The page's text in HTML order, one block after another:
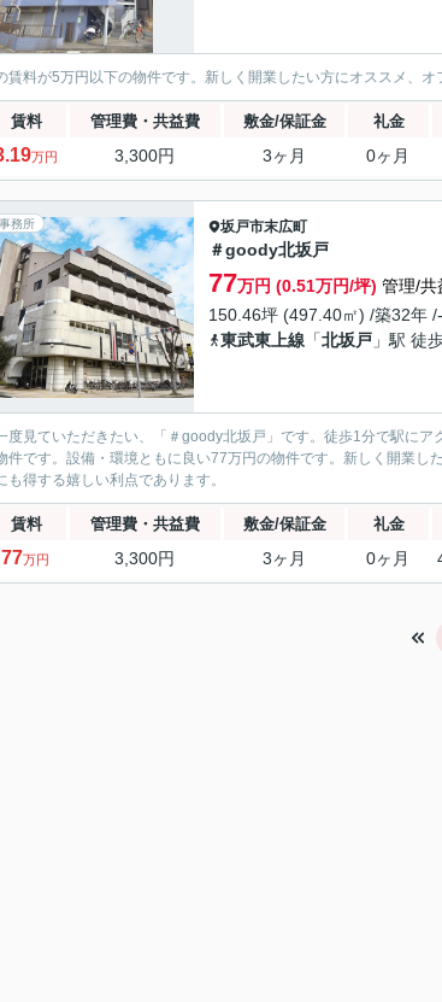
賃料が5万円以下の物件です。新しく開業したい方にオススメ、オ
賃料 管理費・共益費 敷金/保証金 礼金
万円 3,300円 3ヶ月 0ヶ月
務所 坂戸市末広町
＃goody北坂戸
77万円 (0.51万円/坪) 管理/共
150.46坪 (497.40㎡) /築32年 /-
東武東上線 「北坂戸 」駅 徒
度見ていただきたい、「＃goody北坂戸」です。徒歩1分で駅に
件です。設備・環境ともに良い77万円の物件です。新しく開業
も得する嬉しい利点であります。
賃料 管理費・共益費 敷金/保証金 礼金
77万円 3,300円 3ヶ月 0ヶ月